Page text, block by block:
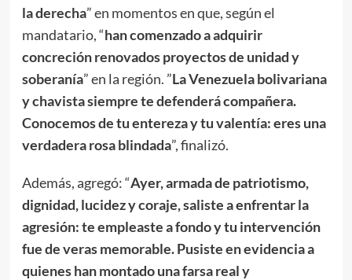
la derecha” en momentos en que, según el
mandatario, “han comenzado a adquirir
concreción renovados proyectos de unidad y
soberanía” en la región. ”La Venezuela bolivariana
y chavista siempre te defenderá compañera.
Conocemos de tu entereza y tu valentía: eres una
verdadera rosa blindada”, finalizó.
Además, agregó: “Ayer, armada de patriotismo,
dignidad, lucidez y coraje, saliste a enfrentar la
agresión: te empleaste a fondo y tu intervención
fue de veras memorable. Pusiste en evidencia a
quienes han montado una farsa real y